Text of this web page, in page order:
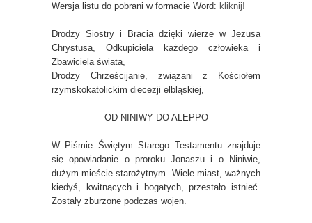
Wersja listu do pobrani w formacie Word: kliknij!
Drodzy Siostry i Bracia dzięki wierze w Jezusa
Chrystusa, Odkupiciela każdego człowieka i
Zbawiciela świata,
Drodzy Chrześcijanie, związani z Kościołem
rzymskokatolickim diecezji elbląskiej,
OD NINIWY DO ALEPPO
W Piśmie Świętym Starego Testamentu znajduje
się opowiadanie o proroku Jonaszu i o Niniwie,
dużym mieście starożytnym. Wiele miast, ważnych
kiedyś, kwitnących i bogatych, przestało istnieć.
Zostały zburzone podczas wojen.